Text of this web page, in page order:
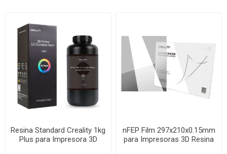
Resina Standard Creality 1kg
Plus para Impresora 3D
nFEP Film 297x210x0.15mm
para Impresoras 3D Resina